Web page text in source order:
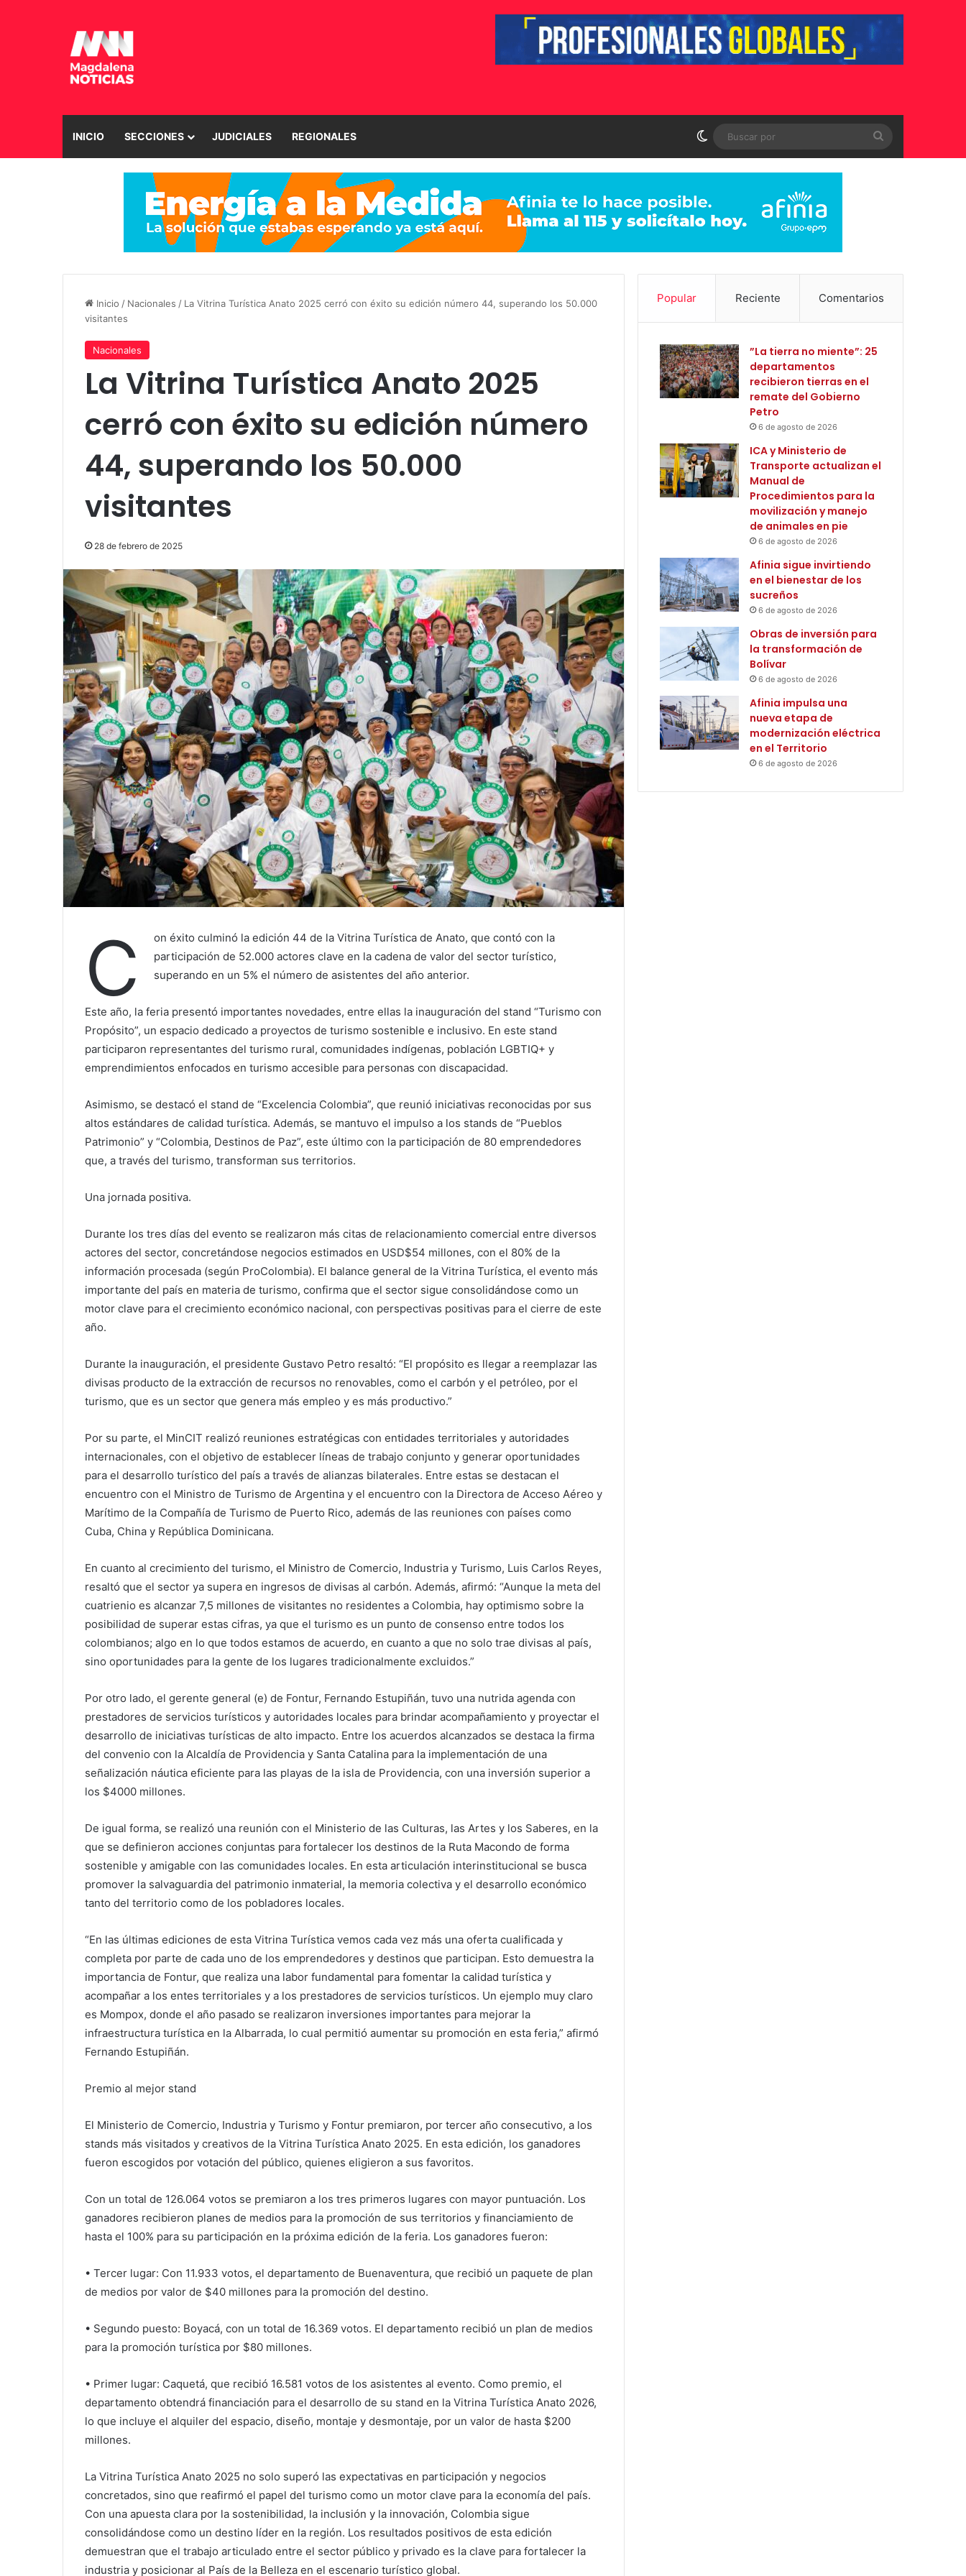
INICIO SECCIONES JUDICIALES REGIONALES Switch skin
por
Inicio / Nacionales / La Vitrina Turística Anato 2025 cerró con éxito su edición número 44, superando los 50.000
visitantes
Nacionales
La Vitrina Turística Anato 2025
cerró con éxito su edición número
44, superando los 50.000
visitantes
28 de febrero de 2025
C
on éxito culminó la edición 44 de la Vitrina Turística de Anato, que contó con la
participación de 52.000 actores clave en la cadena de valor del sector turístico,
superando en un 5% el número de asistentes del año anterior.
Este año, la feria presentó importantes novedades, entre ellas la inauguración del stand “Turismo con
Propósito”, un espacio dedicado a proyectos de turismo sostenible e inclusivo. En este stand
participaron representantes del turismo rural, comunidades indígenas, población LGBTIQ+ y
emprendimientos enfocados en turismo accesible para personas con discapacidad.
Asimismo, se destacó el stand de “Excelencia Colombia”, que reunió iniciativas reconocidas por sus
altos estándares de calidad turística. Además, se mantuvo el impulso a los stands de “Pueblos
Patrimonio” y “Colombia, Destinos de Paz”, este último con la participación de 80 emprendedores
que, a través del turismo, transforman sus territorios.
Una jornada positiva.
Durante los tres días del evento se realizaron más citas de relacionamiento comercial entre diversos
actores del sector, concretándose negocios estimados en USD$54 millones, con el 80% de la
información procesada (según ProColombia). El balance general de la Vitrina Turística, el evento más
importante del país en materia de turismo, confirma que el sector sigue consolidándose como un
motor clave para el crecimiento económico nacional, con perspectivas positivas para el cierre de este
año.
Durante la inauguración, el presidente Gustavo Petro resaltó: “El propósito es llegar a reemplazar las
divisas producto de la extracción de recursos no renovables, como el carbón y el petróleo, por el
turismo, que es un sector que genera más empleo y es más productivo.”
Por su parte, el MinCIT realizó reuniones estratégicas con entidades territoriales y autoridades
internacionales, con el objetivo de establecer líneas de trabajo conjunto y generar oportunidades
para el desarrollo turístico del país a través de alianzas bilaterales. Entre estas se destacan el
encuentro con el Ministro de Turismo de Argentina y el encuentro con la Directora de Acceso Aéreo y
Marítimo de la Compañía de Turismo de Puerto Rico, además de las reuniones con países como
Cuba, China y República Dominicana.
En cuanto al crecimiento del turismo, el Ministro de Comercio, Industria y Turismo, Luis Carlos Reyes,
resaltó que el sector ya supera en ingresos de divisas al carbón. Además, afirmó: “Aunque la meta del
cuatrienio es alcanzar 7,5 millones de visitantes no residentes a Colombia, hay optimismo sobre la
posibilidad de superar estas cifras, ya que el turismo es un punto de consenso entre todos los
colombianos; algo en lo que todos estamos de acuerdo, en cuanto a que no solo trae divisas al país,
sino oportunidades para la gente de los lugares tradicionalmente excluidos.”
Por otro lado, el gerente general (e) de Fontur, Fernando Estupiñán, tuvo una nutrida agenda con
prestadores de servicios turísticos y autoridades locales para brindar acompañamiento y proyectar el
desarrollo de iniciativas turísticas de alto impacto. Entre los acuerdos alcanzados se destaca la firma
del convenio con la Alcaldía de Providencia y Santa Catalina para la implementación de una
señalización náutica eficiente para las playas de la isla de Providencia, con una inversión superior a
los $4000 millones.
De igual forma, se realizó una reunión con el Ministerio de las Culturas, las Artes y los Saberes, en la
que se definieron acciones conjuntas para fortalecer los destinos de la Ruta Macondo de forma
sostenible y amigable con las comunidades locales. En esta articulación interinstitucional se busca
promover la salvaguardia del patrimonio inmaterial, la memoria colectiva y el desarrollo económico
tanto del territorio como de los pobladores locales.
“En las últimas ediciones de esta Vitrina Turística vemos cada vez más una oferta cualificada y
completa por parte de cada uno de los emprendedores y destinos que participan. Esto demuestra la
importancia de Fontur, que realiza una labor fundamental para fomentar la calidad turística y
acompañar a los entes territoriales y a los prestadores de servicios turísticos. Un ejemplo muy claro
es Mompox, donde el año pasado se realizaron inversiones importantes para mejorar la
infraestructura turística en la Albarrada, lo cual permitió aumentar su promoción en esta feria,” afirmó
Fernando Estupiñán.
Premio al mejor stand
El Ministerio de Comercio, Industria y Turismo y Fontur premiaron, por tercer año consecutivo, a los
stands más visitados y creativos de la Vitrina Turística Anato 2025. En esta edición, los ganadores
fueron escogidos por votación del público, quienes eligieron a sus favoritos.
Con un total de 126.064 votos se premiaron a los tres primeros lugares con mayor puntuación. Los
ganadores recibieron planes de medios para la promoción de sus territorios y financiamiento de
hasta el 100% para su participación en la próxima edición de la feria. Los ganadores fueron:
• Tercer lugar: Con 11.933 votos, el departamento de Buenaventura, que recibió un paquete de plan
de medios por valor de $40 millones para la promoción del destino.
• Segundo puesto: Boyacá, con un total de 16.369 votos. El departamento recibió un plan de medios
para la promoción turística por $80 millones.
• Primer lugar: Caquetá, que recibió 16.581 votos de los asistentes al evento. Como premio, el
departamento obtendrá financiación para el desarrollo de su stand en la Vitrina Turística Anato 2026,
lo que incluye el alquiler del espacio, diseño, montaje y desmontaje, por un valor de hasta $200
millones.
La Vitrina Turística Anato 2025 no solo superó las expectativas en participación y negocios
concretados, sino que reafirmó el papel del turismo como un motor clave para la economía del país.
Con una apuesta clara por la sostenibilidad, la inclusión y la innovación, Colombia sigue
consolidándose como un destino líder en la región. Los resultados positivos de esta edición
demuestran que el trabajo articulado entre el sector público y privado es la clave para fortalecer la
industria y posicionar al País de la Belleza en el escenario turístico global.
Popular Reciente Comentarios
”La tierra no miente”: 25
departamentos
recibieron tierras en el
remate del Gobierno
Petro
6 de agosto de 2026
ICA y Ministerio de
Transporte actualizan el
Manual de
Procedimientos para la
movilización y manejo
de animales en pie
6 de agosto de 2026
Afinia sigue invirtiendo
en el bienestar de los
sucreños
6 de agosto de 2026
Obras de inversión para
la transformación de
Bolívar
6 de agosto de 2026
Afinia impulsa una
nueva etapa de
modernización eléctrica
en el Territorio
6 de agosto de 2026